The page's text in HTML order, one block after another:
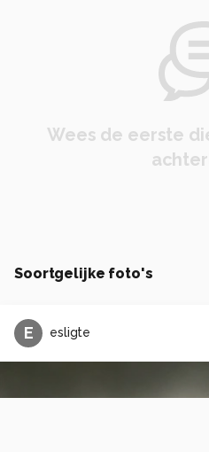
Wees de eerste
Soortgelijke foto's
E esligte